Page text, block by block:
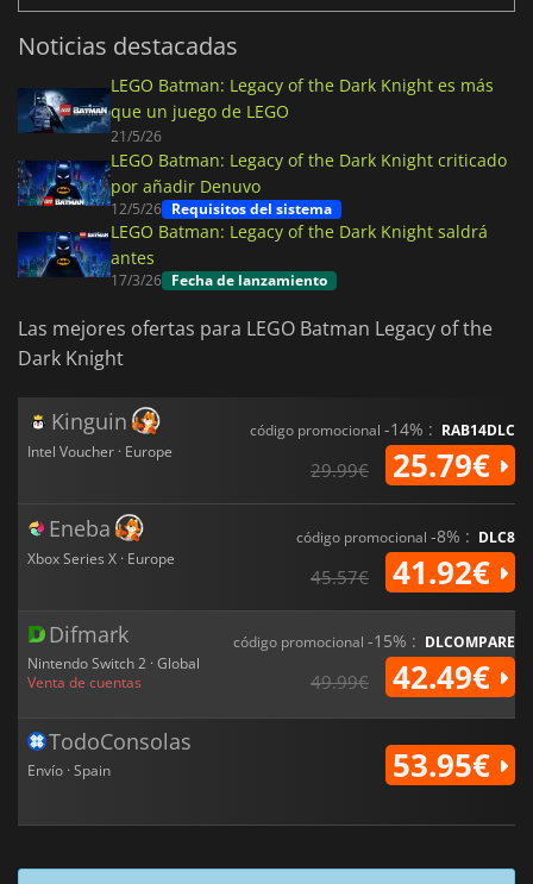
Noticias destacadas
LEGO Batman: Legacy of the Dark Knight es más
que un juego de LEGO
21/5/26
LEGO Batman: Legacy of the Dark Knight criticado
por añadir Denuvo
12/5/26 Requisitos del sistema
LEGO Batman: Legacy of the Dark Knight saldrá
antes
17/3/26 Fecha de lanzamiento
Las mejores ofertas para LEGO Batman Legacy of the
Dark Knight
Kinguin
Intel Voucher · Europe
código promocional -14% : RAB14DLC
29.99€ 25.79€
Eneba
Xbox Series X · Europe
código promocional -8% : DLC8
45.57€ 41.92€
Difmark
Nintendo Switch 2 · Global
Venta de cuentas
código promocional -15% : DLCOMPARE
49.99€ 42.49€
TodoConsolas
Envío · Spain 53.95€